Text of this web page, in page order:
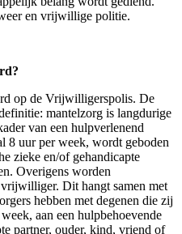
en vrijwillige politie.
op de Vrijwilligerspolis. De
mantelzorg is langdurige
van een hulpverlenend
8 uur per week, wordt geboden
zieke en/of gehandicapte
Overigens worden
Dit hangt samen met
hebben met degenen die zij
aan een hulpbehoevende
partner, ouder, kind, vriend of